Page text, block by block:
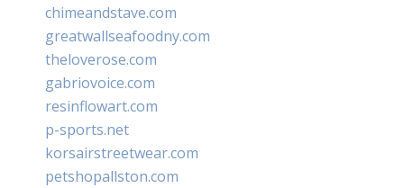
chimeandstave.com
greatwallseafoodny.com
theloverose.com
gabriovoice.com
resinflowart.com
p-sports.net
korsairstreetwear.com
petshopallston.com